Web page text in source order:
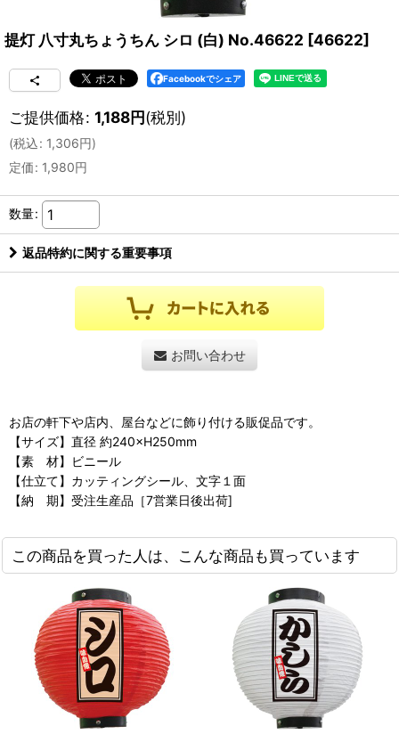
提灯 八寸丸ちょうちん シロ (白) No.46622 [46622]
Facebookでシェア
ご提供価格: 1,188円(税別)
(税込: 1,306円)
定価: 1,980円
数量:
返品特約に関する重要事項
お問い合わせ
お店の軒下や店内、屋台などに飾り付ける販促品です。
【サイズ】直径 約240×H250mm
【素 材】ビニール
【仕立て】カッティングシール、文字１面
【納 期】受注生産品［7営業日後出荷]
この商品を買った人は、こんな商品も買っています